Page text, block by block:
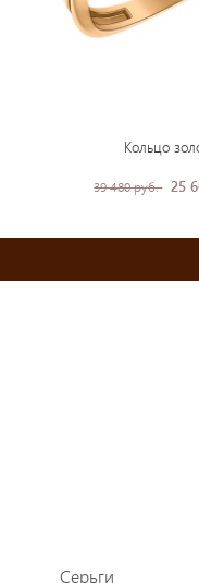
Кольцо
39 480 руб. 25
Серьги